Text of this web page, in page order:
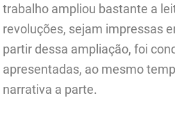
trabalho ampliou bastante a
revoluções, sejam impressas
partir dessa ampliação, foi
apresentadas, ao mesmo
narrativa a parte.